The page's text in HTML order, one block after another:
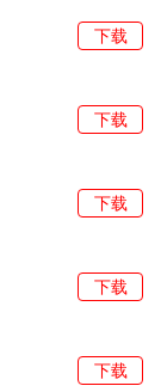
下载
下载
下载
下载
下载